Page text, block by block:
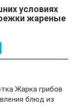
условиях
жареные
Жарка грибов
блюд из